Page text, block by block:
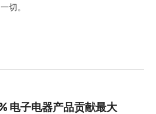
切。
电子电器产品贡献最大